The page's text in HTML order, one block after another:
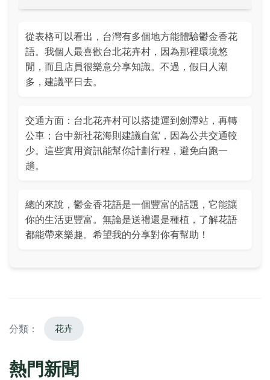
從表格可以看出，台灣有多個地方能體驗鬱金香花
語。我個人最喜歡台北花卉村，因為那裡環境悠
閒，而且店員很樂意分享知識。不過，假日人潮
多，建議平日去。
交通方面：台北花卉村可以搭捷運到劍潭站，再轉
公車；台中新社花海則建議自駕，因為公共交通較
少。這些實用資訊能幫你計劃行程，避免白跑一
趟。
總的來說，鬱金香花語是一個豐富的話題，它能讓
你的生活更豐富。無論是送禮還是種植，了解花語
都能帶來樂趣。希望我的分享對你有幫助！
分類： 花卉
熱門新聞